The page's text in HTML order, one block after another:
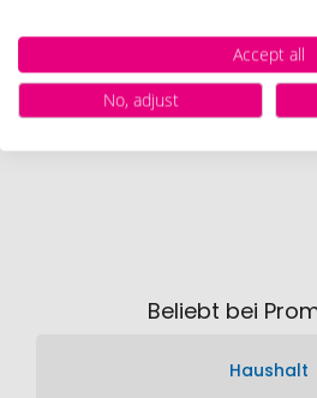
Außenbereiche mit hoher
der beste Weg, Kunden durch
Giveaways vom eigenen
über günstige Stühle das eigene
Beliebt bei
Haushalt
Accept all
No, adjust